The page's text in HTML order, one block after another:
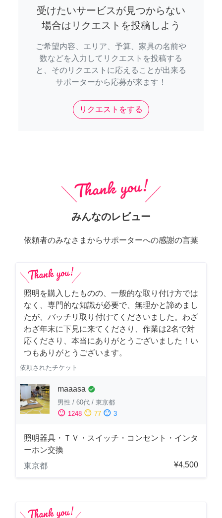
受けたいサービスが見つからない
場合はリクエストを投稿しよう
ご希望内容、エリア、予算、家具の名前や
数などを入力してリクエストを投稿する
と、そのリクエストに応えることが出来る
サポーターから応募が来ます！
リクエストをする
みんなのレビュー
依頼者のみなさまからサポーターへの感謝の言葉
照明を購入したものの、一般的な取り付け方では
なく、専門的な知識が必要で、無理かと諦めまし
たが、バッチリ取り付けてくださいました。わざ
わざ年末に下見に来てくださり、作業は2名で対
応くださり、本当にありがとうございました！い
つもありがとうございます。
依頼されたチケット
maaasa check_circle
男性 / 60代 / 東京都
sentiment_satisfied 1248 sentiment_neutral 77 sentiment_dissatisfied 3
照明器具・ＴＶ・スイッチ・コンセント・インタ
ーホン交換
東京都
¥4,500